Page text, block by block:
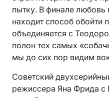
пытку. В финале
находит способ обойти
объединяется с
полон тех самых
мы до сих пор видим
Советский
режиссера Яна Фрида с